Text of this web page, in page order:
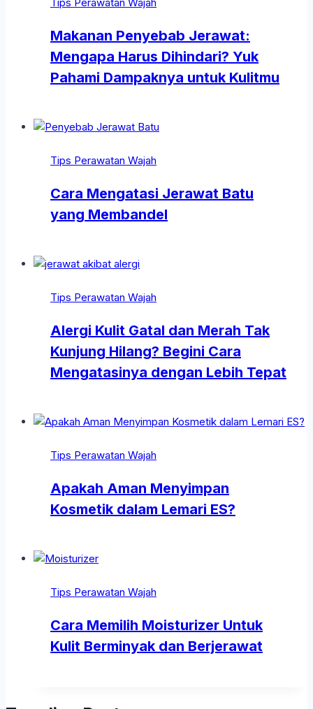
Makanan Penyebab Jerawat:
Mengapa Harus Dihindari? Yuk
Pahami Dampaknya untuk Kulitmu
Tips Perawatan Wajah
Cara Mengatasi Jerawat Batu
yang Membandel
Tips Perawatan Wajah
Alergi Kulit Gatal dan Merah Tak
Kunjung Hilang? Begini Cara
Mengatasinya dengan Lebih Tepat
Tips Perawatan Wajah
Apakah Aman Menyimpan
Kosmetik dalam Lemari ES?
Tips Perawatan Wajah
Cara Memilih Moisturizer Untuk
Kulit Berminyak dan Berjerawat